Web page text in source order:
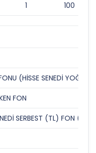
1 100
(HİSSE SENEDİ YOĞUN
FON
SERBEST (TL) FON